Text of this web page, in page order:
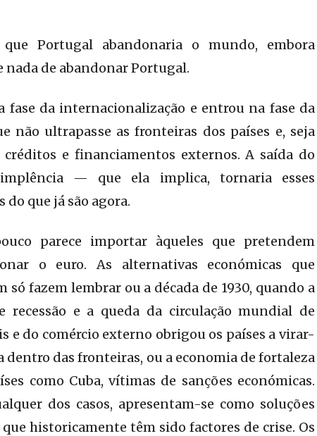
Portugal abandonaria o mundo, embora
de abandonar Portugal.
da internacionalização e entrou na fase da
não ultrapasse as fronteiras dos países e, seja
e financiamentos externos. A saída do
— que ela implica, tornaria esses
que já são agora.
parece importar àqueles que pretendem
o euro. As alternativas económicas que
só fazem lembrar ou a década de 1930, quando a
recessão e a queda da circulação mundial de
e do comércio externo obrigou os países a virar-
dentro das fronteiras, ou a economia de fortaleza
como Cuba, vítimas de sanções económicas.
dos casos, apresentam-se como soluções
historicamente têm sido factores de crise. Os